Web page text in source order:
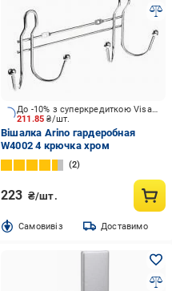
211.85₴/шт.
До -10% з суперкредиткою Visa Вигода
Вішалка Arino гардеробная
W4002 4 крючка хром
2
223 ₴/шт.
Cамовивіз Доставимо